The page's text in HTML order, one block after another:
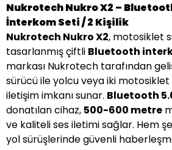
Nukrotech Nukro X2 –
İnterkom Seti / 2 Kişilik
Nukrotech Nukro X2, motosiklet
tasarlanmış çiftli Bluetooth
markası Nukrotech tarafından
sürücü ile yolcu veya iki motosiklet
iletişim imkanı sunar. Bluetooth
donatılan cihaz, 500-600 metre
ve kaliteli ses iletimi sağlar. Hem
yol sürüşlerinde güvenli